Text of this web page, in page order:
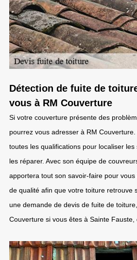
Détection de fuite de
vous à RM Couverture
Si votre couverture présente des
pourrez vous adresser à RM Couverture.
toutes les qualifications pour localiser
les réparer. Avec son équipe de
apportera tout son savoir-faire pour
de qualité afin que votre toiture retrouve
une demande de devis de fuite de
Couverture si vous êtes à Sainte Fauste,